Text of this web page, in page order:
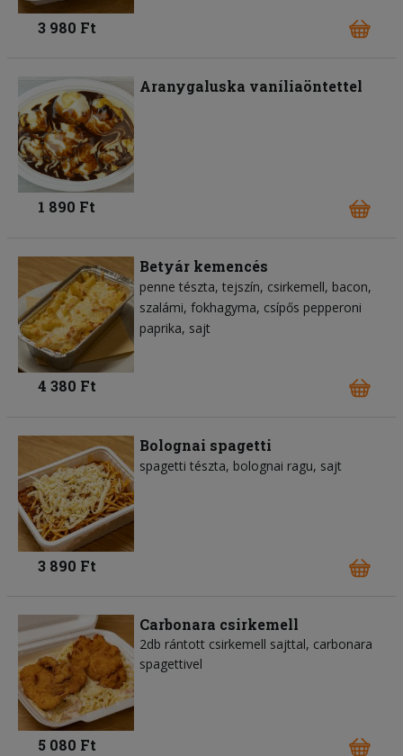
3 980 Ft
Aranygaluska vaníliaöntettel
1 890 Ft
Betyár kemencés
penne tészta tejszín csirkemell bacon
szalámi fokhagyma csípős pepperoni
paprika sajt
4 380 Ft
Bolognai spagetti
spagetti tészta bolognai ragu sajt
3 890 Ft
Carbonara csirkemell
2db rántott csirkemell sajttal, carbonara
spagettivel
5 080 Ft